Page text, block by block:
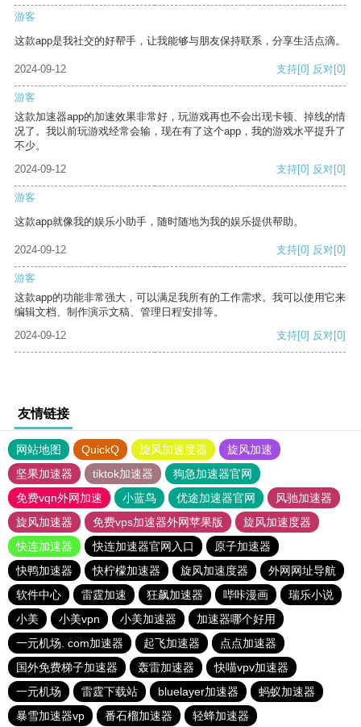
游客
这款app是我社交的好帮手，让我能够与朋友保持联系，分享生活点滴。
2024-09-12 支持[0] 反对[0]
游客
这款加速器app的加速效果非常好，玩游戏再也不会出现卡顿、掉线的情
况了。我以前玩游戏经常会输，现在有了这个app，我的游戏水平提升了
不少。
2024-09-12
支持[0] 反对[0]
游客
这款app就像我的娱乐小助手，随时随地为我的娱乐提供帮助。
2024-09-12 支持[0] 反对[0]
游客
这款app的功能非常强大，可以满足我所有的工作需求。我可以使用它来
编辑文档、制作演示文稿、管理日程安排等。
2024-09-12
支持[0] 反对[0]
友情链接
网站地图 QuickQ 旋风加速度器
旋风加速
坚果加速器
tiktok加速器
狗急加速器官网
免费vqn外网加速
小蓝鸟 优途加速器官网
风驰加速器
旋风加速器
免费vps加速器外网苹果版
旋风加速度器
快连加速器
快连加速器官网入口
原子加速器
快鸭加速器
快柠檬加速器 旋风加速度器
外网网址导航
软件中心
雷霆加速 狂飙加速器 哔咔漫画
瑞乐小说
小美
小美vpn 小美加速器
加速器哪个好用
一元机场. com加速器
起飞加速器
点点加速器
国外免费梯子加速器
轰雷加速器
快喵vpv加速器
一元机场
雷霆下载站 bluelayer加速器
蚂蚁加速器
暴雪加速器vp
番石榴加速器 轻蜂加速器